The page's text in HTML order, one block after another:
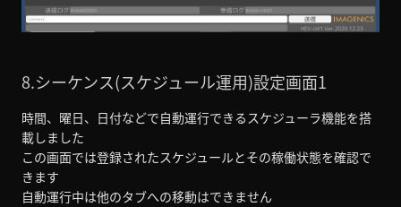
8.シーケンス(スケジュール運用)設定画面1
時間、曜日、日付などで自動運行できるスケジューラ機能を搭
載しました
この画面では登録されたスケジュールとその稼働状態を確認で
きます
自動運行中は他のタブへの移動はできません